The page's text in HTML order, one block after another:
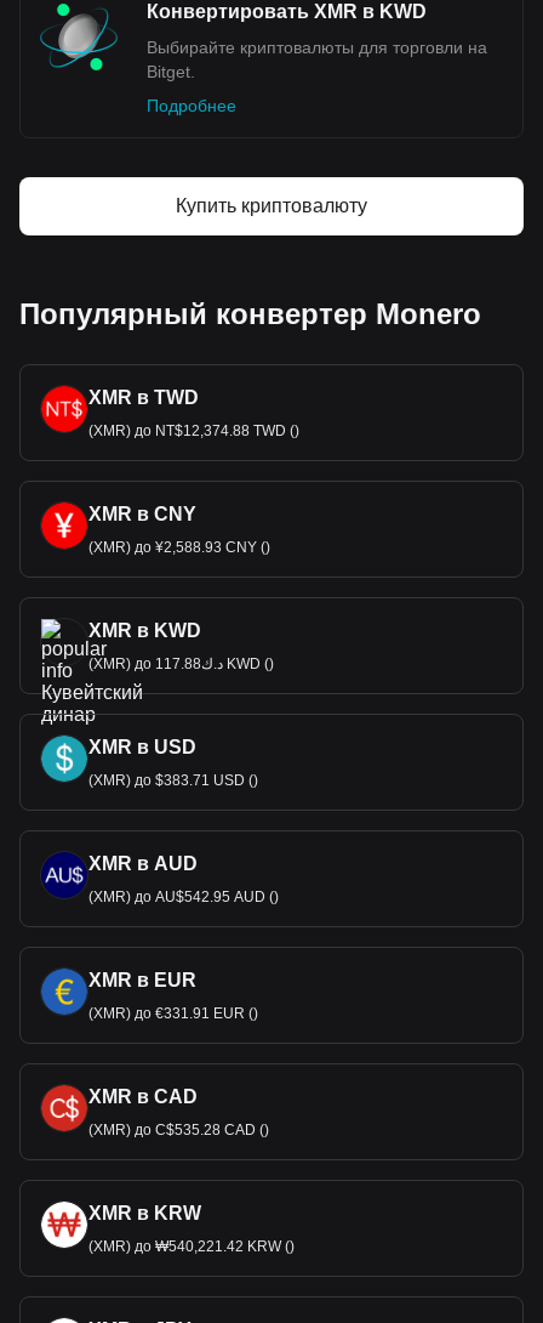
Конвертировать XMR в KWD
Выбирайте криптовалюты для торговли на
Bitget.
Подробнее
Купить криптовалюту
Популярный конвертер Monero
XMR в TWD
(XMR) до NT$12,374.88 TWD ()
XMR в CNY
(XMR) до ¥2,588.93 CNY ()
XMR в KWD
(XMR) до د.ك117.88 KWD ()
XMR в USD
(XMR) до $383.71 USD ()
XMR в AUD
(XMR) до AU$542.95 AUD ()
XMR в EUR
(XMR) до €331.91 EUR ()
XMR в CAD
(XMR) до C$535.28 CAD ()
XMR в KRW
(XMR) до ₩540,221.42 KRW ()